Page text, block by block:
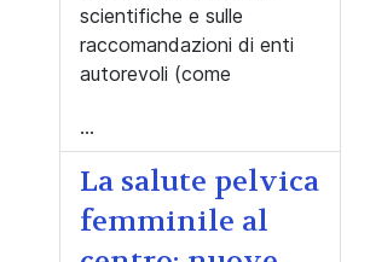
scientifiche e sulle
raccomandazioni di enti
autorevoli (come
...
La salute pelvica
femminile al